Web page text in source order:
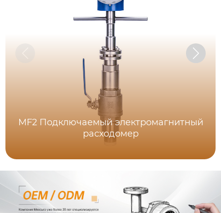
MF2 Подключаемый электромагнитный
расходомер